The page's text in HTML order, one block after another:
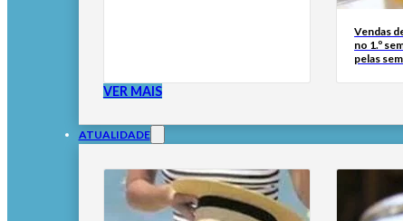
Vendas
no 1.º
pelas
VER MAIS
ATUALIDADE